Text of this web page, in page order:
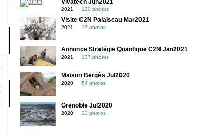
Vivatech Jun2021
2021 120 photos
Visite C2N Palaiseau Mar2021
2021 17 photos
Annonce Stratégie Quantique C2N Jan2021
2021 137 photos
Maison Bergès Jul2020
2020 54 photos
Grenoble Jul2020
2020 22 photos